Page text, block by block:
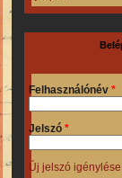
Felhasználónév *
Jelszó *
Új jelszó igénylése